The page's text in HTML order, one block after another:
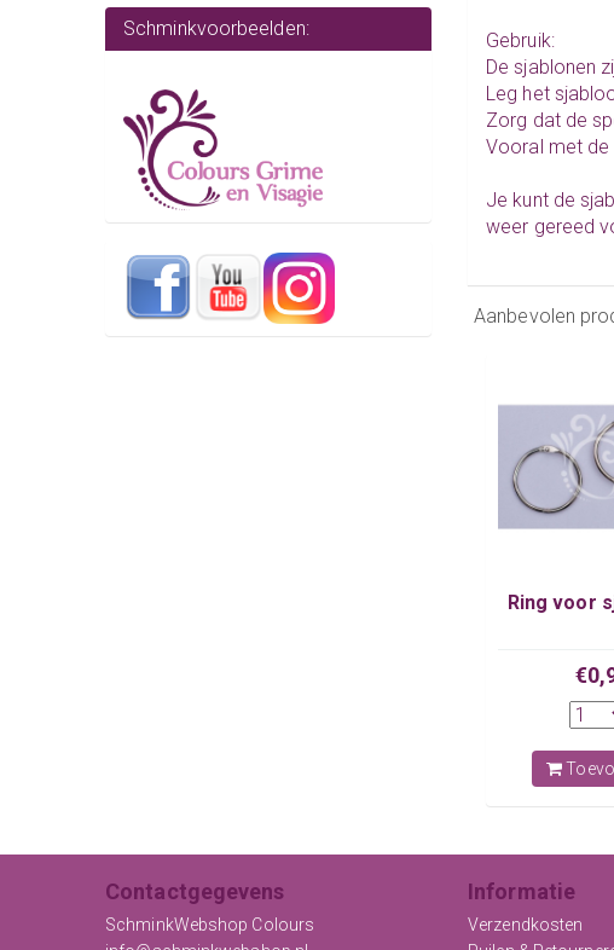
Schminkvoorbeelden:
Gebruik:
De sjablonen
Leg het
Zorg dat de
Vooral met de
Je kunt de
weer gereed
Aanbevolen
Ring voor
Contactgegevens
SchminkWebshop Colours
Informatie
Verzendkosten